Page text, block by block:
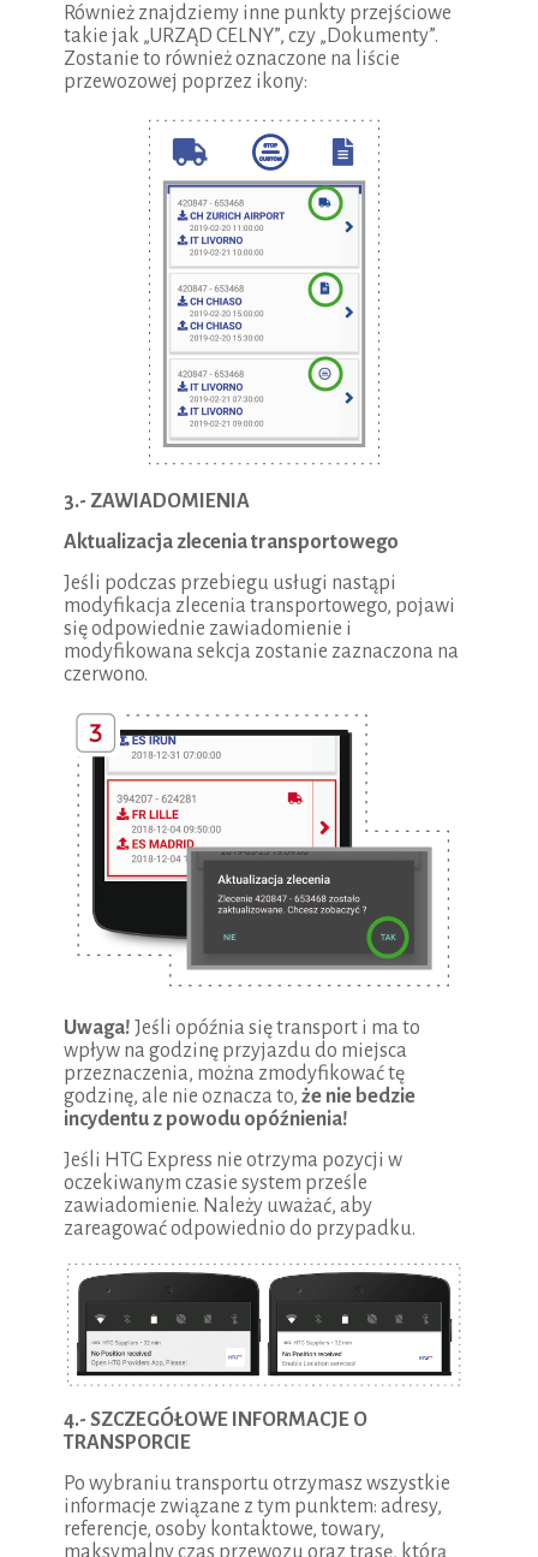
Również znajdziemy inne punkty przejściowe
takie jak „URZĄD CELNY”, czy „Dokumenty”.
Zostanie to również oznaczone na liście
przewozowej poprzez ikony:
3.- ZAWIADOMIENIA
Aktualizacja zlecenia transportowego
Jeśli podczas przebiegu usługi nastąpi
modyfikacja zlecenia transportowego, pojawi
się odpowiednie zawiadomienie i
modyfikowana sekcja zostanie zaznaczona na
czerwono.
Uwaga! Jeśli opóźnia się transport i ma to
wpływ na godzinę przyjazdu do miejsca
przeznaczenia, można zmodyfikować tę
godzinę, ale nie oznacza to, że nie bedzie
incydentu z powodu opóźnienia!
Jeśli HTG Express nie otrzyma pozycji w
oczekiwanym czasie system prześle
zawiadomienie. Należy uważać, aby
zareagować odpowiednio do przypadku.
4.- SZCZEGÓŁOWE INFORMACJE O
TRANSPORCIE
Po wybraniu transportu otrzymasz wszystkie
informacje związane z tym punktem: adresy,
referencje, osoby kontaktowe, towary,
maksymalny czas przewozu oraz trasę, którą